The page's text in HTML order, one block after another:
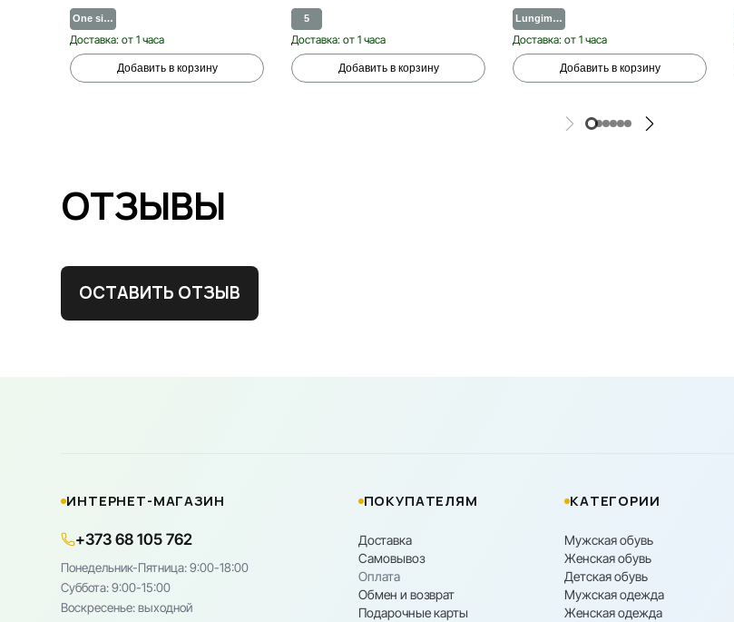
One si…
Доставка: от 1 часа
Добавить в корзину
5
Доставка: от 1 часа
Добавить в корзину
Lungim…
Доставка: от 1 часа
Добавить в корзину
ОТЗЫВЫ
ОСТАВИТЬ ОТЗЫВ
ИНТЕРНЕТ-МАГАЗИН
+373 68 105 762
Понедельник-Пятница: 9:00-18:00
Cуббота: 9:00-15:00
Воскресенье: выходной
ПОКУПАТЕЛЯМ
Доставка
Самовывоз
Оплата
Обмен и возврат
Подарочные карты
КАТЕГОРИИ
Мужская обувь
Женская обувь
Детская обувь
Мужская одежда
Женская одежда